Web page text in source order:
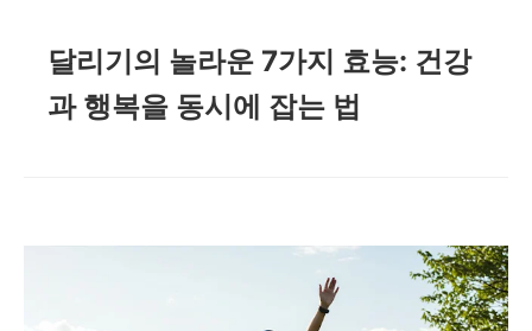
달리기의 놀라운 7가지 효능: 건강
과 행복을 동시에 잡는 법